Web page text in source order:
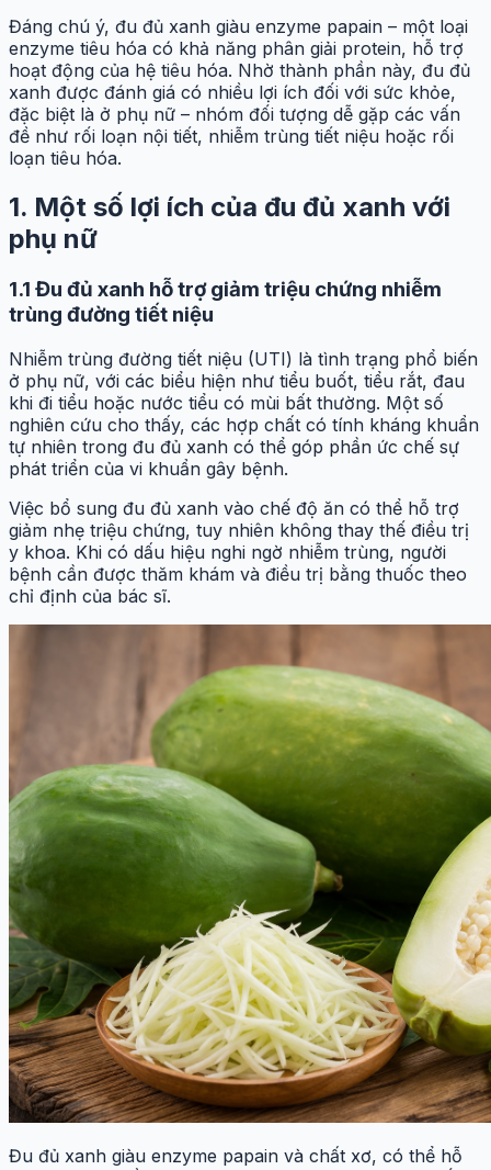
Đáng chú ý, đu đủ xanh giàu enzyme papain – một loại
enzyme tiêu hóa có khả năng phân giải protein, hỗ trợ
hoạt động của hệ tiêu hóa. Nhờ thành phần này, đu đủ
xanh được đánh giá có nhiều lợi ích đối với sức khỏe,
đặc biệt là ở phụ nữ – nhóm đối tượng dễ gặp các vấn
đề như rối loạn nội tiết, nhiễm trùng tiết niệu hoặc rối
loạn tiêu hóa.
1. Một số lợi ích của đu đủ xanh với
phụ nữ
1.1 Đu đủ xanh hỗ trợ giảm triệu chứng nhiễm
trùng đường tiết niệu
Nhiễm trùng đường tiết niệu (UTI) là tình trạng phổ biến
ở phụ nữ, với các biểu hiện như tiểu buốt, tiểu rắt, đau
khi đi tiểu hoặc nước tiểu có mùi bất thường. Một số
nghiên cứu cho thấy, các hợp chất có tính kháng khuẩn
tự nhiên trong đu đủ xanh có thể góp phần ức chế sự
phát triển của vi khuẩn gây bệnh.
Việc bổ sung đu đủ xanh vào chế độ ăn có thể hỗ trợ
giảm nhẹ triệu chứng, tuy nhiên không thay thế điều trị
y khoa. Khi có dấu hiệu nghi ngờ nhiễm trùng, người
bệnh cần được thăm khám và điều trị bằng thuốc theo
chỉ định của bác sĩ.
Đu đủ xanh giàu enzyme papain và chất xơ, có thể hỗ